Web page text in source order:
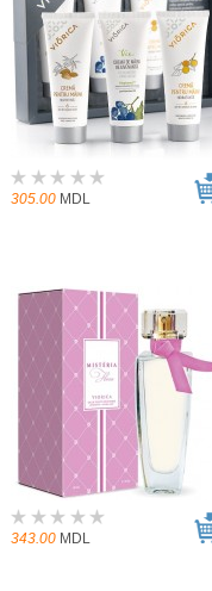
305.00 MDL
343.00 MDL